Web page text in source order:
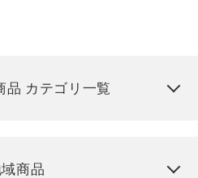
品 カテゴリ一覧
商品